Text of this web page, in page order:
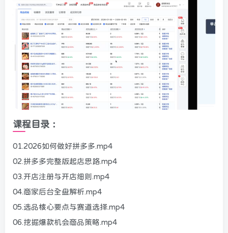
课程目录：
01.2026如何做好拼多多.mp4
02.拼多多完整版起店思路.mp4
03.开店注册与开店细则.mp4
04.商家后台全盘解析.mp4
05.选品核心要点与赛道选择.mp4
06.挖掘爆款机会商品策略.mp4